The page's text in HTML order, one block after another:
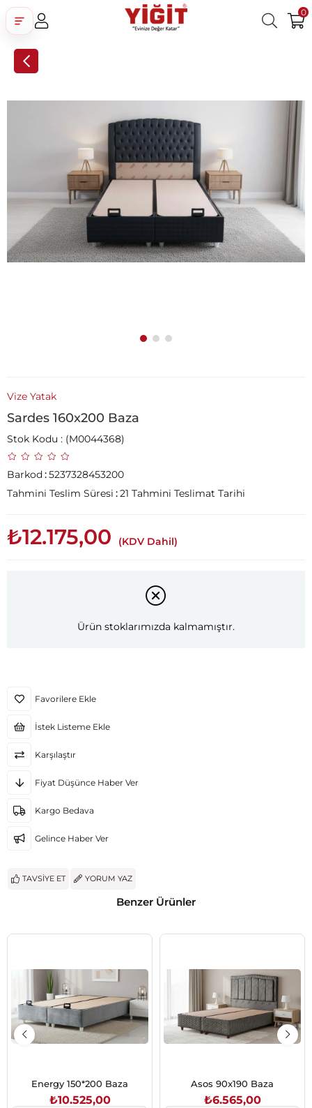
0
Vize Yatak
Sardes 160x200 Baza
Stok Kodu (M0044368)
Barkod:5237328453200
Tahmini Teslim Süresi :21 Tahmini Teslimat Tarihi
₺12.175,00 (KDV Dahil)
Ürün stoklarımızda kalmamıştır.
Favorilere Ekle
İstek Listeme Ekle
Karşılaştır
Fiyat Düşünce Haber Ver
Kargo Bedava
Gelince Haber Ver
TAVSIYE ET YORUM YAZ
Benzer Ürünler
Energy 150*200 Baza
₺10.525,00
Asos 90x190 Baza
₺6.565,00